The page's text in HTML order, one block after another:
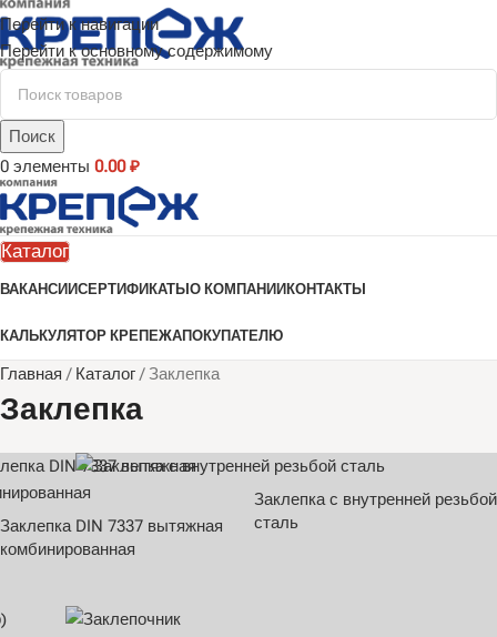
Перейти к навигации
Перейти к основному содержимому
Поиск
0 элементы 0.00₽
Каталог
ВАКАНСИИСЕРТИФИКАТЫ О КОМПАНИИ КОНТАКТЫ
КАЛЬКУЛЯТОР КРЕПЕЖАПОКУПАТЕЛЮ
Главная / Каталог/Заклепка
Заклепка
Заклепка DIN 7337 вытяжная
комбинированная
Заклепка с внутренней резьбой
сталь